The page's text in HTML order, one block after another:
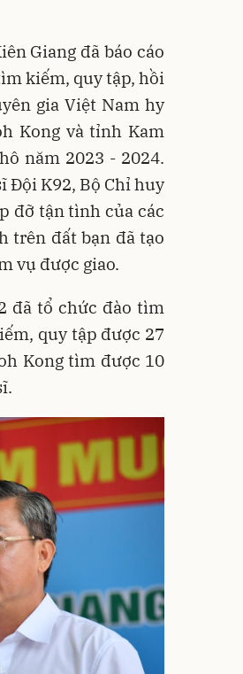
Giang đã báo cáo
kiếm, quy tập, hồi
gia Việt Nam hy
Kong và tỉnh Kam
năm 2023 - 2024.
Đội K92, Bộ Chỉ huy
đỡ tận tình của các
trên đất bạn đã tạo
vụ được giao.
đã tổ chức đào tìm
quy tập được 27
Kong tìm được 10